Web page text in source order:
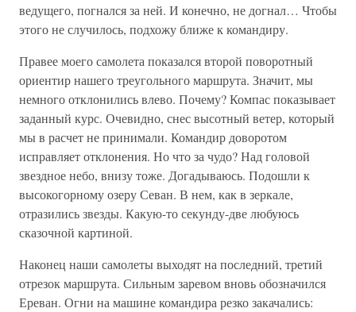
ведущего, погнался за ней. И конечно, не догнал… Чтобы
этого не случилось, подхожу ближе к командиру.
Правее моего самолета показался второй поворотный
ориентир нашего треугольного маршрута. Значит, мы
немного отклонились влево. Почему? Компас показывает
заданный курс. Очевидно, снес высотный ветер, который
мы в расчет не принимали. Командир доворотом
исправляет отклонения. Но что за чудо? Над головой
звездное небо, внизу тоже. Догадываюсь. Подошли к
высокогорному озеру Севан. В нем, как в зеркале,
отразились звезды. Какую-то секунду-две любуюсь
сказочной картиной.
Наконец наши самолеты выходят на последний, третий
отрезок маршрута. Сильным заревом вновь обозначился
Ереван. Огни на машине командира резко закачались: